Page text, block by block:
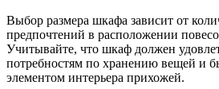
Выбор размера шкафа зависит от
предпочтений в расположении
Учитывайте, что шкаф должен
потребностям по хранению вещей и
элементом интерьера прихожей.